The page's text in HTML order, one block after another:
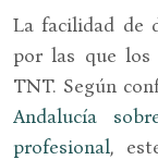
La facilidad de
por las que los
TNT. Según
Andalucía
profesional,